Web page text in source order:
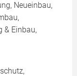
Neueinbau,
& Einbau,